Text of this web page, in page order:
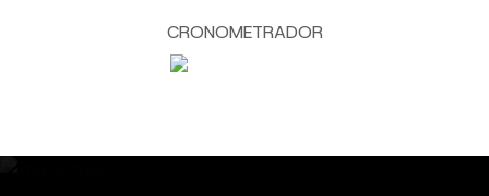
CRONOMETRADOR